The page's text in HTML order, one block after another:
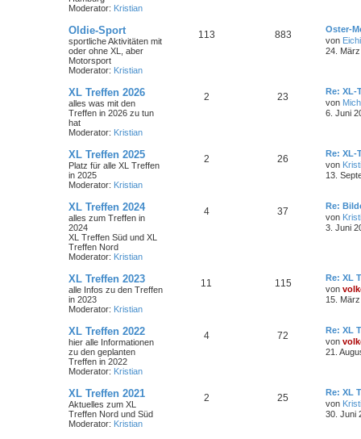
Moderator: Kristian
Oldie-Sport
sportliche Aktivitäten mit
oder ohne XL, aber
Motorsport
Moderator: Kristian
113 883
Oster-
von Eichi
24.
XL Treffen 2026
alles was mit den
Treffen in 2026 zu tun
hat
Moderator: Kristian
2 23
Re: XL-
von
6. Juni
XL Treffen 2025
Platz für alle XL Treffen
in 2025
Moderator: Kristian
2 26
Re: XL-
von
13.
XL Treffen 2024
alles zum Treffen in
2024
XL Treffen Süd und XL
Treffen Nord
Moderator: Kristian
4 37
Re:
von
3. Juni
XL Treffen 2023
alle Infos zu den Treffen
in 2023
Moderator: Kristian
11 115
Re: XL
von
15.
XL Treffen 2022
hier alle Informationen
zu den geplanten
Treffen in 2022
Moderator: Kristian
4 72
Re: XL
von
21.
XL Treffen 2021
Aktuelles zum XL
Treffen Nord und Süd
Moderator: Kristian
2 25
Re: XL
von
30. Juni